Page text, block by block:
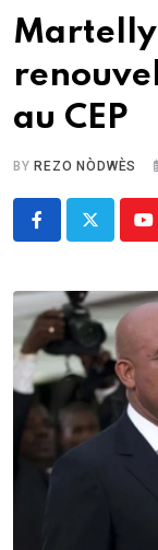
Martelly
au CEP
BY REZO NÒDWÈS